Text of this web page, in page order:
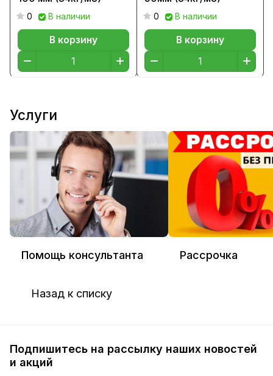
0 В наличии
В корзину
0 В наличии
В корзину
Услуги
Помощь консультанта Рассрочка
Назад к списку
Подпишитесь на рассылку наших новостей
и акций